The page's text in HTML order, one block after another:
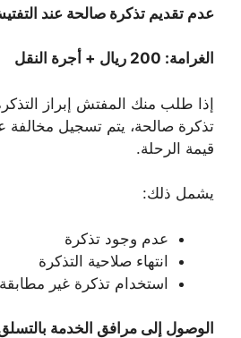
عدم تقديم تذكرة صالحة عند
الغرامة: 200 ريال + أجرة النقل
إذا طلب منك المفتش إبراز
تذكرة صالحة، يتم تسجيل مخالفة
قيمة الرحلة.
يشمل ذلك:
عدم وجود تذكرة
انتهاء صلاحية التذكرة
استخدام تذكرة غير مطابقة
الوصول إلى مرافق الخدمة بالتسلق